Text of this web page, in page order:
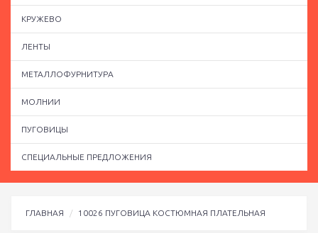
КРУЖЕВО
ЛЕНТЫ
МЕТАЛЛОФУРНИТУРА
МОЛНИИ
ПУГОВИЦЫ
СПЕЦИАЛЬНЫЕ ПРЕДЛОЖЕНИЯ
ГЛАВНАЯ 10026 ПУГОВИЦА КОСТЮМНАЯ ПЛАТЕЛЬНАЯ